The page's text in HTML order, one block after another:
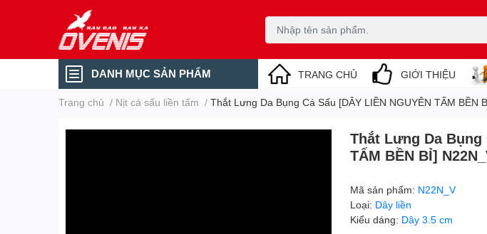
DANH MỤC SẢN PHẨM TRANG CHỦ GIỚI THIỆU
Trang chủ / Nịt cá sấu liền tấm / Thắt Lưng Da Bụng Cá Sấu [DÂY LIỀN NGUYÊN TẤM BỀN
Thắt Lưng Da Bụng
TẤM BỀN BỈ]
Mã sản phẩm: N22N_V
Loại: Dây liền
Kiểu dáng: Dây 3.5 cm